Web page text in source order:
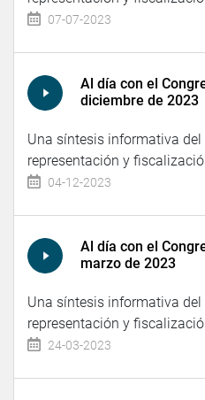
07-07-2023
Al día con el
diciembre de 2023
Una síntesis informativa
representación y
04-12-2023
Al día con el
marzo de 2023
Una síntesis informativa
representación y
24-03-2023